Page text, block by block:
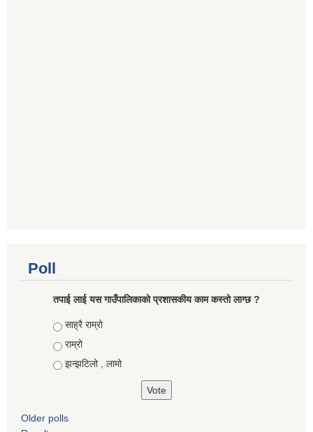
Poll
तपाई लाई यस गाउँपालिकाको प्रशासकीय काम कस्तो लाग्छ ?
Choices
साह्रै राम्रो
राम्रो
झन्झटिलो , लामो
Older polls